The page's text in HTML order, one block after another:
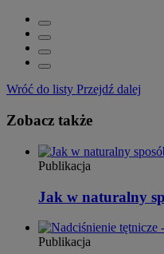
Wróć do listy Przejdź dalej
Zobacz także
Publikacja
Jak w naturalny
Publikacja